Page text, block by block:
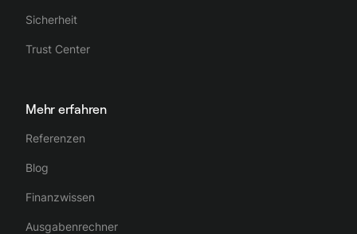
Sicherheit
Trust Center
Mehr erfahren
Referenzen
Blog
Finanzwissen
Ausgabenrechner